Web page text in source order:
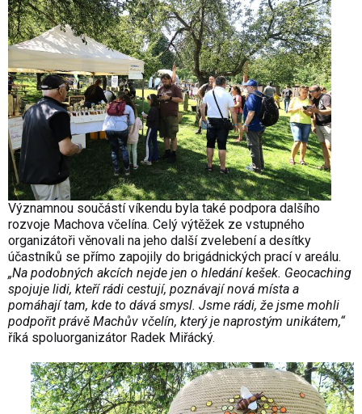
Významnou součástí víkendu byla také podpora dalšího
rozvoje Machova včelína. Celý výtěžek ze vstupného
organizátoři věnovali na jeho další zvelebení a desítky
účastníků se přímo zapojily do brigádnických prací v areálu.
„Na podobných akcích nejde jen o hledání kešek. Geocaching
spojuje lidi, kteří rádi cestují, poznávají nová místa a
pomáhají tam, kde to dává smysl. Jsme rádi, že jsme mohli
podpořit právě Machův včelín, který je naprostým unikátem,“
říká spoluorganizátor Radek Miřácký.